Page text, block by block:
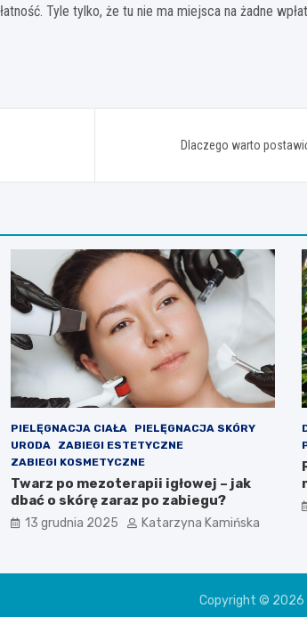
Tyle tylko, że tu nie ma miejsca na żadne
Dlaczego warto
PIELĘGNACJA CIAŁA
PIELĘGNACJA SKÓRY
URODA
ZABIEGI ESTETYCZNE
ZABIEGI KOSMETYCZNE
Twarz po mezoterapii igłowej – jak
dbać o skórę zaraz po zabiegu?
13 grudnia 2025 Katarzyna Kamińska
Copyright © 2026